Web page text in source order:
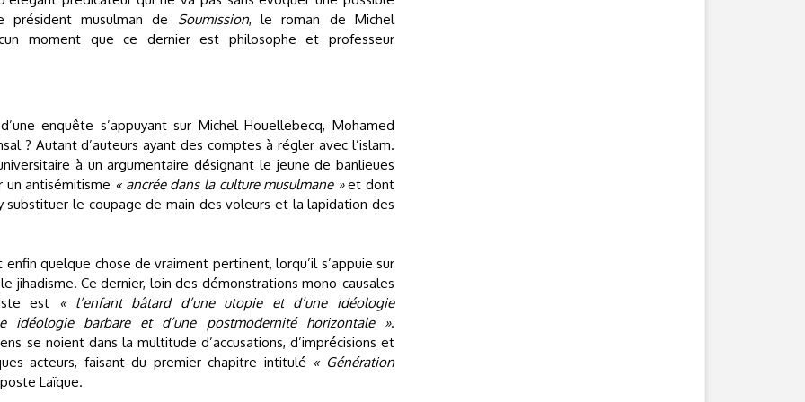
président musulman de Soumission, le roman de Michel
moment que ce dernier est philosophe et professeur
enquête s’appuyant sur Michel Houellebecq, Mohamed
? Autant d’auteurs ayant des comptes à régler avec l’islam.
à un argumentaire désignant le jeune de banlieues
antisémitisme « ancrée dans la culture musulmane »et dont
le coupage de main des voleurs et la lapidation des
quelque chose de vraiment pertinent, lorqu’il s’appuie sur
jihadisme. Ce dernier, loin des démonstrations mono-causales
est
« l’enfant bâtard d’une utopie et d’une idéologie
idéologie barbare et d’une postmodernité horizontale ».
se noient dans la multitude d’accusations, d’imprécisions et
acteurs, faisant du premier chapitre intitulé « Génération
Laïque.